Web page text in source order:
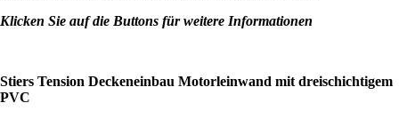
Klicken Sie auf die Buttons für weitere Informationen
Stiers Tension Deckeneinbau Motorleinwand mitdreischichtigem
PVC